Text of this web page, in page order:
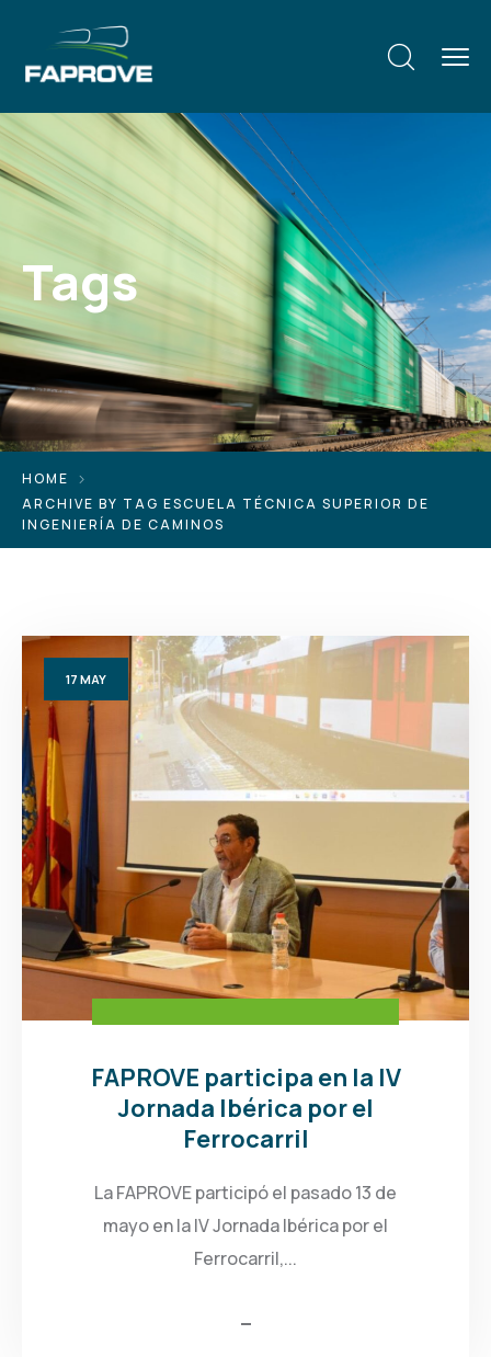
Tags
HOME
ARCHIVE BY TAG ESCUELA TÉCNICA SUPERIOR DE
INGENIERÍA DE CAMINOS
17 MAY
FAPROVE participa en la IV
Jornada Ibérica por el
Ferrocarril
La FAPROVE participó el pasado 13 de
mayo en la IV Jornada Ibérica por el
Ferrocarril,...